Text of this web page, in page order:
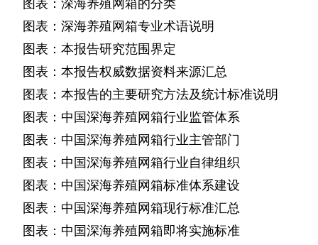
图表：深海养殖网箱的分类
图表：深海养殖网箱专业术语说明
图表：本报告研究范围界定
图表：本报告权威数据资料来源汇总
图表：本报告的主要研究方法及统计标准说明
图表：中国深海养殖网箱行业监管体系
图表：中国深海养殖网箱行业主管部门
图表：中国深海养殖网箱行业自律组织
图表：中国深海养殖网箱标准体系建设
图表：中国深海养殖网箱现行标准汇总
图表：中国深海养殖网箱即将实施标准